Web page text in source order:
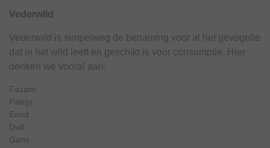
Vederwild
Vederwildis simpelweg de benaming voor al het gevogelte
dat in het wild leeft en geschikt is voor consumptie. Hier
denken we vooral aan;
Fazant
Patrijs
Eend
Duif
Gans